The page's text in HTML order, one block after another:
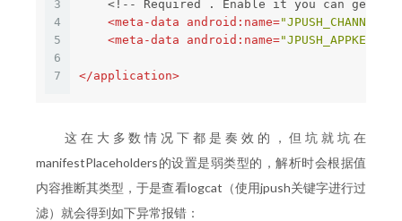
3
4
5
6
7
<!-- Required . Enable it you can get
<meta-data android:name="JPUSH_CHANNEL"
<meta-data android:name="JPUSH_APPKEY"
</application>
这在大多数情况下都是奏效的，但坑就坑在
manifestPlaceholders的设置是弱类型的，解析时会根据值
内容推断其类型，于是查看logcat（使用jpush关键字进行过
滤）就会得到如下异常报错：